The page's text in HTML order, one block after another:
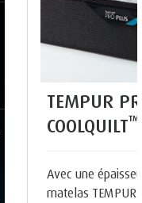
TEMPUR
COOLQUILT™
Avec une
matelas TEMPUR